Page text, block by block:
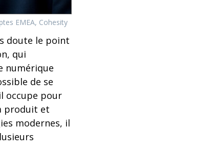
EMEA, Cohesity
doute le point
qui
numérique
de se
occupe pour
produit et
modernes, il